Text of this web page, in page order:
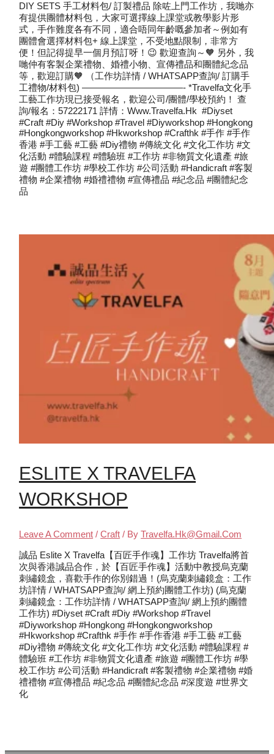
DIY SETS 手工材料包/ 訂製禮品 除咗上門工作坊，我哋亦
有提供團體材料包，大家可選擇線上課堂或教學影片形
式，手作難度各有不同，適合唔同年齡嘅參加者～例如有
團體會選擇材料包+ 線上課堂，不受地點限制，非常方
便！但記得提早一個月預訂呀！😉 歡迎查詢～🧡 另外，我
哋仲有客製企業禮物、婚禮小物、宣傳禮品和團體紀念品
等，歡迎訂購🧡 （工作坊詳情 / WHATSAPP查詢/ 訂購手
工禮物/材料包) ———————————- *Travelfa文化手
工藝工作坊現已接受報名，歡迎公司/團體/學校預約！ 查
詢/報名：57222171 詳情：www.travelfa.hk #diyset
#craft #diy #workshop #travel #diyworkshop #hongkong
#hongkongworkshop #hkworkshop #crafthk #手作 #手作
香港 #手工藝 #工藝 #diy禮物 #傳統文化 #文化工作坊 #文
化活動 #體驗課程 #體驗班 #工作坊 #非物質文化遺產 #旅
遊 #團體工作坊 #學校工作坊 #公司活動 #handicraft #客製
禮物 #企業禮物 #婚禮禮物 #宣傳禮品 #紀念品 #團體紀念
品
ESLITE X TRAVELFA
WORKSHOP
Leave A Comment /Craft / ByTravelfa.hk@gmail.com
誠品 Eslite X Travelfa【百匠手作魂】工作坊 Travelfa將首
次與香港誠品合作，於【百匠手作魂】活動中教授烏克蘭
刺繡鏡盒，喜歡手作的你別錯過！(烏克蘭刺繡鏡盒：工作
坊詳情 / WHATSAPP查詢/ 網上預約團體工作坊) (烏克蘭
刺繡鏡盒：工作坊詳情 / WHATSAPP查詢/ 網上預約團體
工作坊) #diyset #craft #diy #workshop #travel
#diyworkshop #hongkong #hongkongworkshop
#hkworkshop #crafthk #手作 #手作香港 #手工藝 #工藝
#diy禮物 #傳統文化 #文化工作坊 #文化活動 #體驗課程 #
體驗班 #工作坊 #非物質文化遺產 #旅遊 #團體工作坊 #學
校工作坊 #公司活動 #handicraft #客製禮物 #企業禮物 #婚
禮禮物 #宣傳禮品 #紀念品 #團體紀念品 #深度遊 #世界文
化